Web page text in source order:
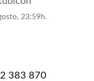
23:59h.
383 870